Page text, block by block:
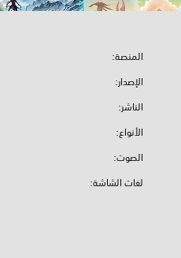
المنصة:
الإصدار:
الناشر:
الأنواع:
الصوت:
لغات الشاشة: